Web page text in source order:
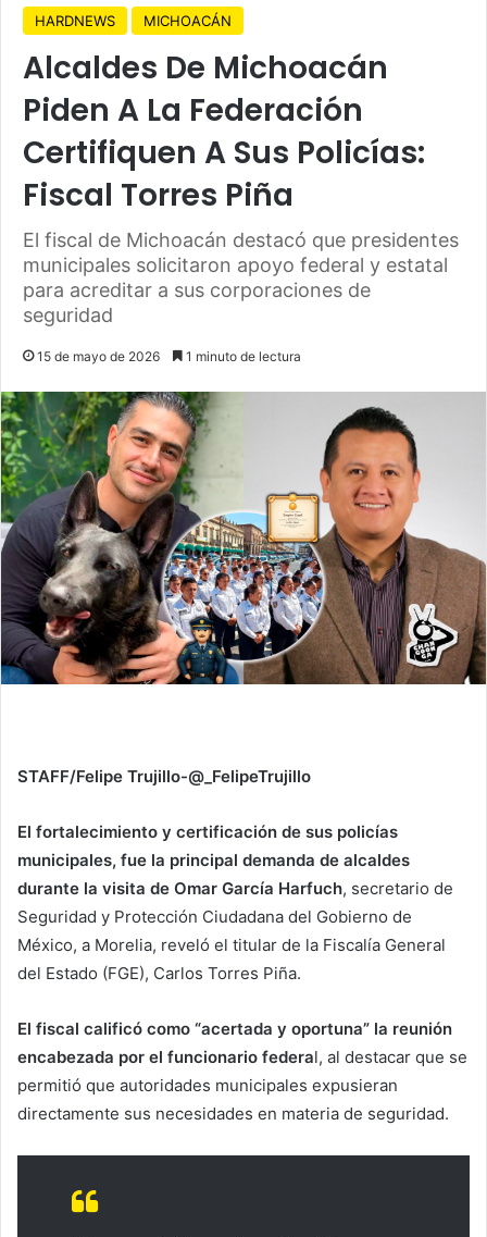
HARDNEWS MICHOACÁN
Alcaldes De Michoacán
Piden A La Federación
Certifiquen A Sus Policías:
Fiscal Torres Piña
El fiscal de Michoacán destacó que presidentes
municipales solicitaron apoyo federal y estatal
para acreditar a sus corporaciones de
seguridad
15 de mayo de 2026 1 minuto de lectura
STAFF/Felipe Trujillo-@_FelipeTrujillo
El fortalecimiento y certificación de sus policías
municipales, fue la principal demanda de alcaldes
durante la visita de Omar García Harfuch, secretario de
Seguridad y Protección Ciudadana del Gobierno de
México, a Morelia, reveló el titular de la Fiscalía General
del Estado (FGE), Carlos Torres Piña.
El fiscal calificó como “acertada y oportuna” la reunión
encabezada por el funcionario federal, al destacar que se
permitió que autoridades municipales expusieran
directamente sus necesidades en materia de seguridad.